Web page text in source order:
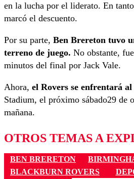
en la lucha por el liderato. En
marcó el descuento.
Por su parte, Ben Brereton tuvo
terreno de juego. No obstante,
minutos del final por Jack Vale.
Ahora, el Rovers se enfrentará
Stadium, el próximo sábado29 de
mañana.
OTROS TEMAS A
BEN BRERETON
BLACKBURN ROVERS